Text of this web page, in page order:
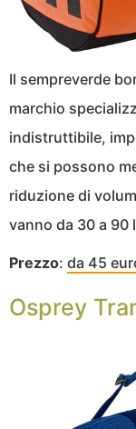
Il sempreverde
marchio
indistruttibile,
che si possono
riduzione di
vanno da 30 a 90
Prezzo: da 45
Osprey